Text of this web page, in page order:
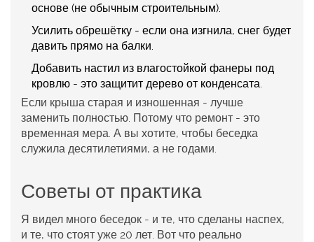
основе (не обычным строительным).
Усилить обрешётку - если она изгнила, снег будет
давить прямо на балки.
Добавить настил из влагостойкой фанеры под
кровлю - это защитит дерево от конденсата.
Если крыша старая и изношенная - лучше
заменить полностью. Потому что ремонт - это
временная мера. А вы хотите, чтобы беседка
служила десятилетиями, а не годами.
Советы от практика
Я видел много беседок - и те, что сделаны наспех,
и те, что стоят уже 20 лет. Вот что реально